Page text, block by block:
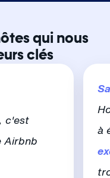
qui nous
clés
c'est
Airbnb
à